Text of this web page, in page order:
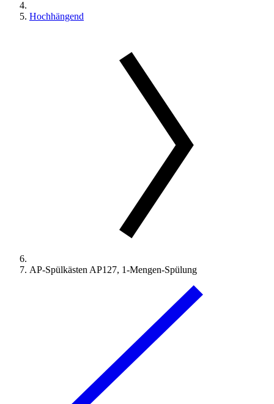
Hochhängend
AP-Spülkästen AP127, 1-Mengen-Spülung